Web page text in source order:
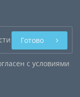
с условиями
Готово